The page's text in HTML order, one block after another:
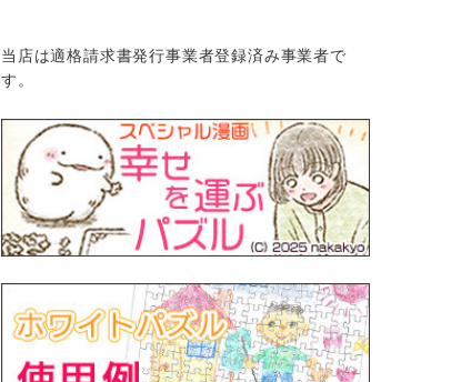
当店は適格請求書発行事業者登録済み事業者で
す。